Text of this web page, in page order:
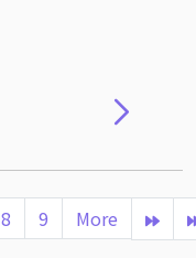
8 9 More